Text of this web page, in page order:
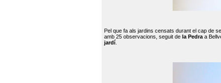
Pel que fa als jardins censats durant el cap de
amb 25 observacions, seguit de la Pedra a
jardí